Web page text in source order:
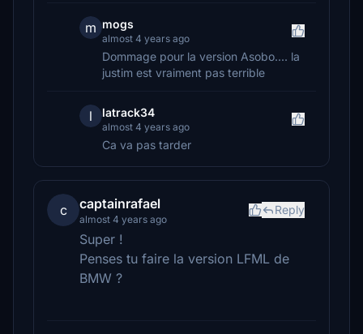
m mogs
almost 4 years ago
Dommage pour la version Asobo.... la
justim est vraiment pas terrible
l latrack34
almost 4 years ago
Ca va pas tarder
c captainrafael
almost 4 years ago
Reply
Super !
Penses tu faire la version LFML de
BMW ?